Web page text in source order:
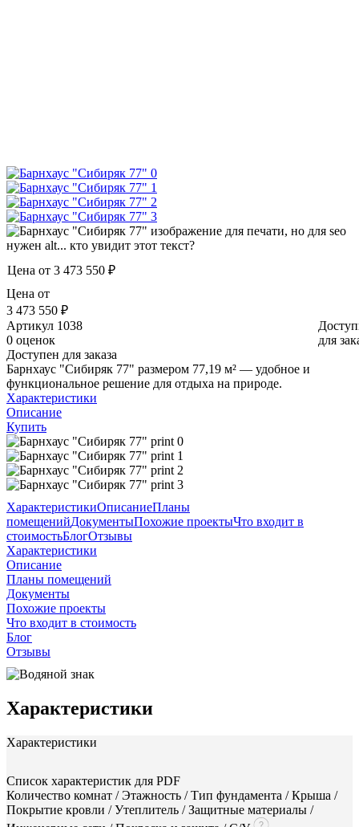
Цена от 3 473 550 ₽
Цена от
3 473 550 ₽
для
Артикул 1038
0 оценок
Доступен для заказа
Барнхаус "Сибиряк 77" размером 77,19 м² — удобное и
функциональное решение для отдыха на природе.
Характеристики
Описание
Купить
ХарактеристикиОписаниеПланы
помещенийДокументыПохожие проектыЧто входит в
стоимостьБлогОтзывы
Характеристики
Описание
Планы помещений
Документы
Похожие проекты
Что входит в стоимость
Блог
Отзывы
Характеристики
Характеристики
Список характеристик для PDF
Количество комнат / Этажность / Тип фундамента / Крыша /
Покрытие кровли / Утеплитель / Защитные материалы /